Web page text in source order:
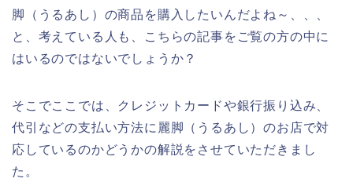
脚（うるあし）の商品を購入したいんだよね～、、、
と、考えている人も、こちらの記事をご覧の方の中に
はいるのではないでしょうか？
そこでここでは、クレジットカードや銀行振り込み、
代引などの支払い方法に麗脚（うるあし）のお店で対
応しているのかどうかの解説をさせていただきまし
た。